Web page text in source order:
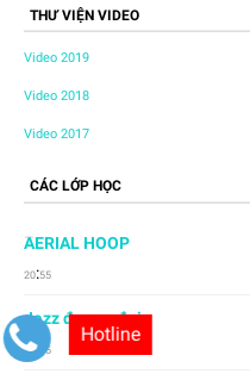
THƯ VIỆN VIDEO
Video 2019
Video 2018
Video 2017
CÁC LỚP HỌC
AERIAL HOOP
20:55
Jazz đương đại
20: 55
Hotline